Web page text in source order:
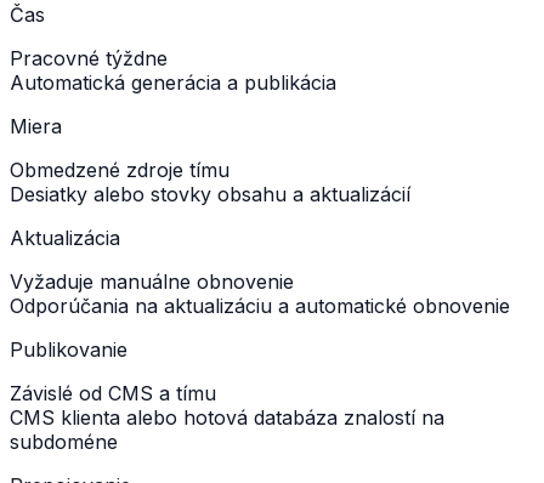
Čas
Pracovné týždne
Automatická generácia a publikácia
Miera
Obmedzené zdroje tímu
Desiatky alebo stovky obsahu a aktualizácií
Aktualizácia
Vyžaduje manuálne obnovenie
Odporúčania na aktualizáciu a automatické obnovenie
Publikovanie
Závislé od CMS a tímu
CMS klienta alebo hotová databáza znalostí na
subdoméne